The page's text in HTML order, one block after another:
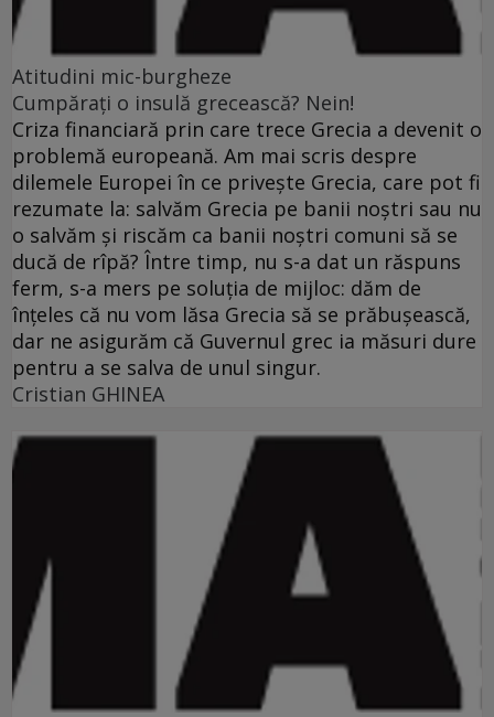
Atitudini mic-burgheze
Cumpăraţi o insulă grecească? Nein!
Criza financiară prin care trece Grecia a devenit o
problemă europeană. Am mai scris despre
dilemele Europei în ce priveşte Grecia, care pot fi
rezumate la: salvăm Grecia pe banii noştri sau nu
o salvăm şi riscăm ca banii noştri comuni să se
ducă de rîpă? Între timp, nu s-a dat un răspuns
ferm, s-a mers pe soluţia de mijloc: dăm de
înţeles că nu vom lăsa Grecia să se prăbuşească,
dar ne asigurăm că Guvernul grec ia măsuri dure
pentru a se salva de unul singur.
Cristian GHINEA